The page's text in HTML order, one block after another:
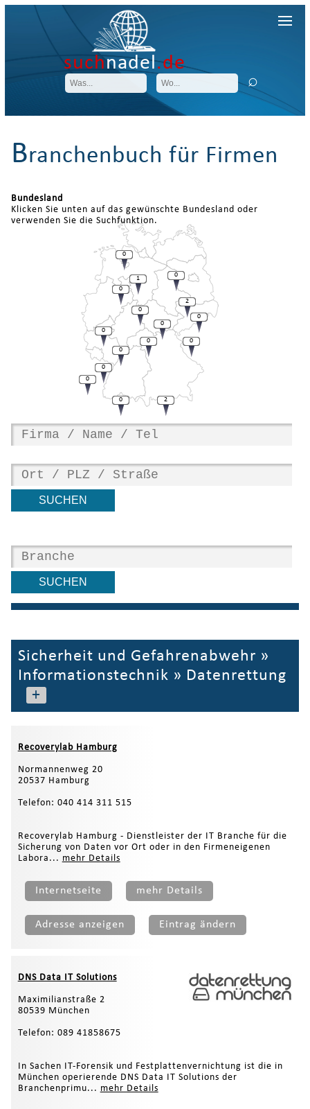
suchnadel.de
Branchenbuch für Firmen
Bundesland
Klicken Sie unten auf das gewünschte Bundesland oder
verwenden Sie die Suchfunktion.
0
0
0
2
0
0
1
0
0
0
0
0
0
0
0
2
Sicherheit und Gefahrenabwehr »
Informationstechnik » Datenrettung
+
Recoverylab Hamburg
Normannenweg 20
20537 Hamburg
Telefon: 040 414 311 515
Recoverylab Hamburg - Dienstleister der IT Branche für die
Sicherung von Daten vor Ort oder in den Firmeneigenen
Labora... mehr Details
Internetseite mehr Details
Adresse anzeigen Eintrag ändern
DNS Data IT Solutions
Maximilianstraße 2
80539 München
Telefon: 089 41858675
In Sachen IT-Forensik und Festplattenvernichtung ist die in
München operierende DNS Data IT Solutions der
Branchenprimu... mehr Details